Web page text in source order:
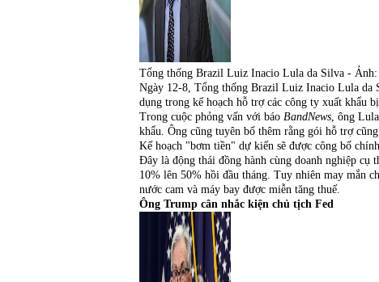
Tổng thống Brazil Luiz Inacio Lula da Silva -
Ngày 12-8, Tổng thống Brazil Luiz Inacio Lula da
dụng trong kế hoạch hỗ trợ các công ty xuất khẩu
Trong cuộc phỏng vấn với báo BandNews, ông
khẩu. Ông cũng tuyên bố thêm rằng gói hỗ trợ
Kế hoạch "bơm tiền" dự kiến sẽ được công bố
Đây là động thái đồng hành cùng doanh nghiệp
10% lên 50% hồi đầu tháng. Tuy nhiên may mắn
nước cam và máy bay được miễn tăng thuế.
Ông Trump cân nhắc kiện chủ tịch Fed